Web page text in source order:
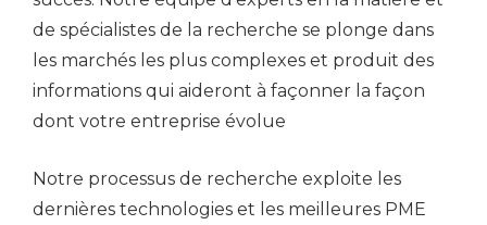
de spécialistes de la recherche se plonge dans
les marchés les plus complexes et produit des
informations qui aideront à façonner la façon
dont votre entreprise évolue
Notre processus de recherche exploite les
dernières technologies et les meilleures PME